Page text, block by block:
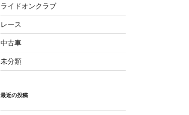
ライドオンクラブ
レース
中古車
未分類
最近の投稿